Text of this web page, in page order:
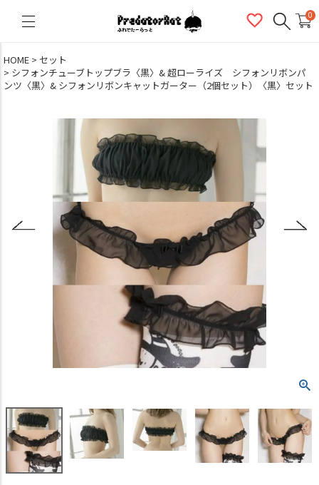
0
HOME
セット
シフォンチューブトップブラ〈黒〉& 超ローライズ シフォンリボンパ
ンツ〈黒〉& シフォンリボンキャットガーター（2個セット）〈黒〉セット